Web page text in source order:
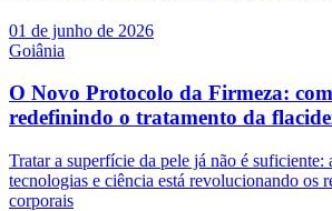
01 de junho de 2026
Goiânia
O Novo Protocolo da Firmeza:
redefinindo o tratamento da
Tratar a superfície da pele já não é suficiente:
tecnologias e ciência está revolucionando os
corporais